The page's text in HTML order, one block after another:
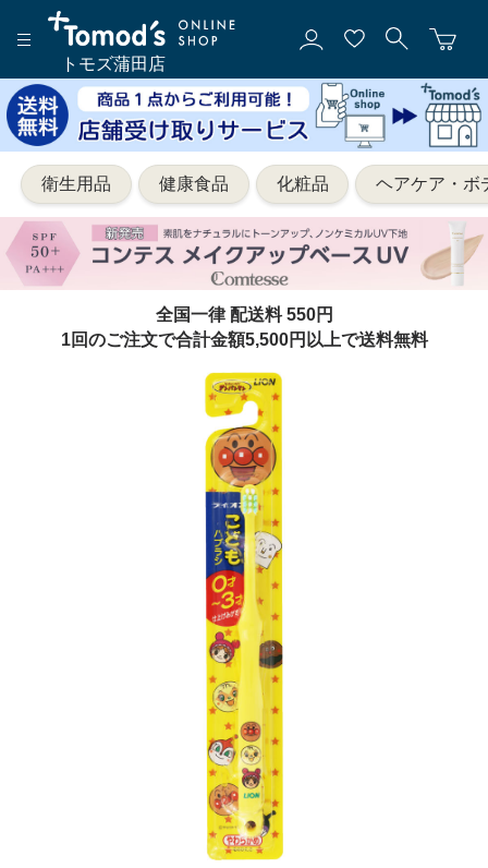
トモズ蒲田店
衛生用品 健康食品 化粧品 ヘアケア・ボ
全国一律 配送料 550円
1回のご注文で合計金額5,500円以上で送料無料